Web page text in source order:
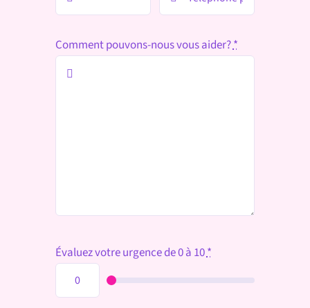
Comment pouvons-nous vous aider?*
Évaluez votre urgence de 0 à 10*